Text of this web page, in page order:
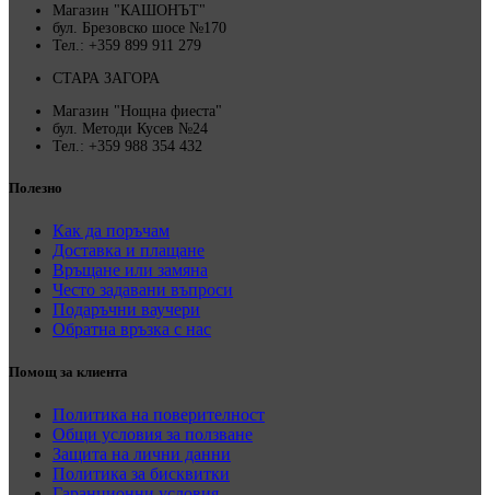
Магазин "КАШОНЪТ"
бул. Брезовско шосе №170
Тел.: +359 899 911 279
СТАРА ЗАГОРА
Магазин "Нощна фиеста"
бул. Методи Кусев №24
Тел.: +359 988 354 432
Полезно
Как да поръчам
Доставка и плащане
Връщане или замяна
Често задавани въпроси
Подаръчни ваучери
Обратна връзка с нас
Помощ за клиента
Политика на поверителност
Общи условия за ползване
Защита на лични данни
Политика за бисквитки